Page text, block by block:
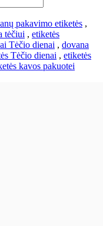
pakavimo etiketės ,
tėčiui , etiketės
Tėčio dienai , dovana
Tėčio dienai , etiketės
kavos pakuotei